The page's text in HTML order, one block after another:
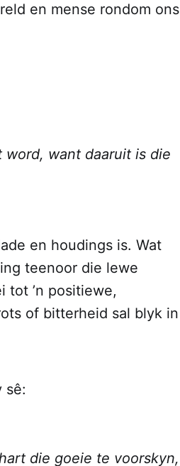
en mense rondom ons
word, want daaruit is die
en houdings is. Wat
teenoor die lewe
tot ’n positiewe,
of bitterheid sal blyk in
sê:
die goeie te voorskyn,